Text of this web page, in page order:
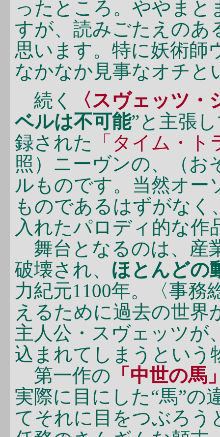
ったところ。ややま
すが、読みごたえのあ
思います。特に妖術師
なかなか見事なオチと
続く
〈スヴェッツ・
ベルは不可能”と主張
録された
「タイム・
照）ニーヴンの、（お
ルものです。当然オー
ものであるはずがな
入れたパロディ的な作
舞台となるのは、産
破壊され、 ほとんどの
力紀元1100年。〈事務
えるために過去の世界
主人公・スヴェッツが
込まれてしまうという
第一作の 「中世の馬
実際に目にした“馬”の
てそれに目をつぶろう